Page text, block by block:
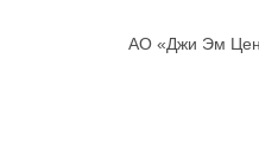
АО «Джи Эм